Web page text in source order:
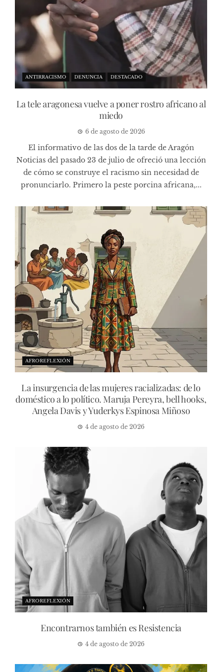
ANTIRRACISMO DENUNCIA DESTACADO
La tele aragonesa vuelve a poner rostro africano al
miedo
6 de agosto de 2026
El informativo de las dos de la tarde de Aragón
Noticias del pasado 23 de julio de ofreció una lección
de cómo se construye el racismo sin necesidad de
pronunciarlo. Primero la peste porcina africana,...
AFROREFLEXIÓN
La insurgencia de las mujeres racializadas: de lo
doméstico a lo político. Maruja Pereyra, bell hooks,
Angela Davis y Yuderkys Espinosa Miñoso
4 de agosto de 2026
AFROREFLEXIÓN
Encontrarnos también es Resistencia
4 de agosto de 2026